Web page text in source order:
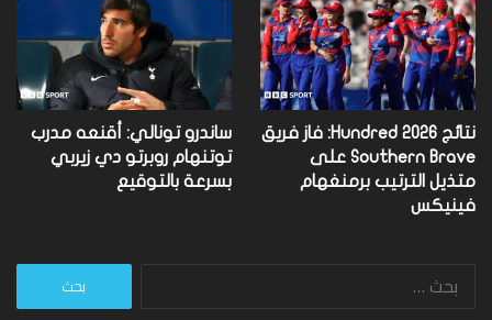
نتائج Hundred 2026: فاز فريق
Southern Brave على
متذيل الترتيب برمنغهام
فينيكس
ساندرو تونالي: أقنعه مدرب
توتنهام روبرتو دي زيربي
بسرعة بالتوقيع
البحث